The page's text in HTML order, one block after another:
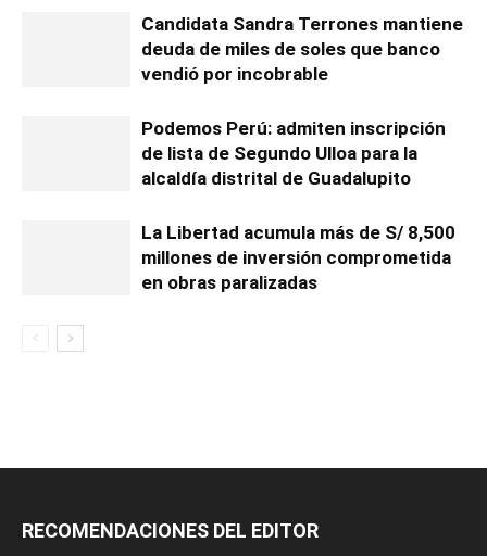
Candidata Sandra Terrones mantiene
deuda de miles de soles que banco
vendió por incobrable
Podemos Perú: admiten inscripción
de lista de Segundo Ulloa para la
alcaldía distrital de Guadalupito
La Libertad acumula más de S/ 8,500
millones de inversión comprometida
en obras paralizadas
RECOMENDACIONES DEL EDITOR